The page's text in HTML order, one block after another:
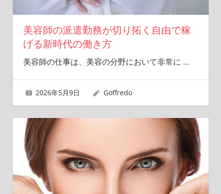
美容師の派遣勤務が切り拓く自由で稼
げる新時代の働き方
美容師の仕事は、美容の分野において非常に …
2026年5月9日 Goffredo